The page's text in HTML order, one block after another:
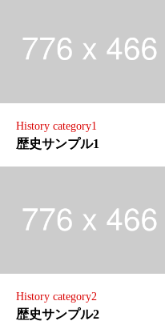
History category1
歴史サンプル1
History category2
歴史サンプル2